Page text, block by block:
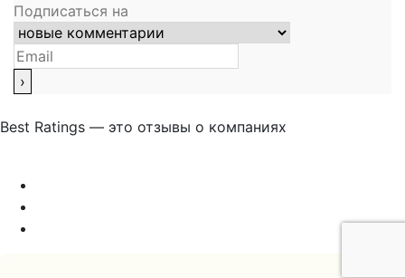
Подписаться на
Best Ratings — это отзывы о компаниях